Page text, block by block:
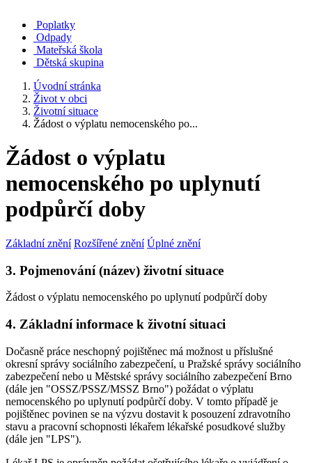
Poplatky
Odpady
Mateřská škola
Dětská skupina
Úvodní stránka
Život v obci
Životní situace
Žádost o výplatu nemocenského po...
Žádost o výplatu
nemocenského po uplynutí
podpůrčí doby
Základní znění Rozšířené znění Úplné znění
3. Pojmenování (název) životní situace
Žádost o výplatu nemocenského po uplynutí podpůrčí doby
4. Základní informace k životní situaci
Dočasně práce neschopný pojištěnec má možnost u příslušné
okresní správy sociálního zabezpečení, u Pražské správy sociálního
zabezpečení nebo u Městské správy sociálního zabezpečení Brno
(dále jen "OSSZ/PSSZ/MSSZ Brno") požádat o výplatu
nemocenského po uplynutí podpůrčí doby. V tomto případě je
pojištěnec povinen se na výzvu dostavit k posouzení zdravotního
stavu a pracovní schopnosti lékařem lékařské posudkové služby
(dále jen "LPS").